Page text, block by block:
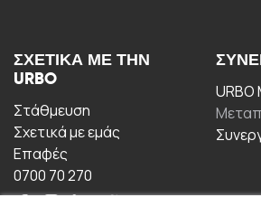
ΣΧΕΤΙΚΆ ΜΕ ΤΗΝ
URBO
Στάθμευση
Σχετικά με εμάς
Επαφές
0700 70 270
URBO